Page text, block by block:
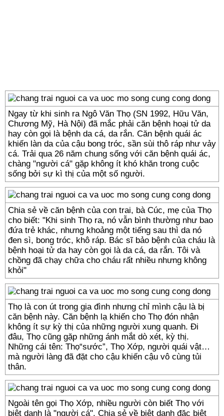
Ngay từ khi sinh ra Ngô Văn Thọ (SN 1992, Hữu Văn,
Chương Mỹ, Hà Nội) đã mắc phải căn bệnh hoại tử da
hay còn gọi là bệnh da cá, da rắn. Căn bệnh quái ác
khiến làn da của cậu bong tróc, sần sùi thô ráp như vảy
cá. Trải qua 26 năm chung sống với căn bệnh quái ác,
chàng "người cá" gặp không ít khó khăn trong cuộc
sống bởi sự kì thị của một số người.
Chia sẻ về căn bệnh của con trai, bà Cúc, mẹ của Thọ
cho biết: "Khi sinh Thọ ra, nó vẫn bình thường như bao
đứa trẻ khác, nhưng khoảng một tiếng sau thì da nó
đen sì, bong tróc, khô ráp. Bác sĩ bảo bệnh của cháu là
bệnh hoại tử da hay còn gọi là da cá, da rắn. Tôi và
chồng đã chạy chữa cho cháu rất nhiều nhưng không
khỏi"
Thọ là con út trong gia đình nhưng chỉ mình cậu là bị
căn bệnh này. Căn bệnh lạ khiến cho Thọ đón nhận
không ít sự kỳ thị của những người xung quanh. Đi
đâu, Thọ cũng gặp những ánh mắt dò xét, kỳ thị.
Những cái tên: Thọ“sước”, Thọ Xớp, người quái vật…
mà người làng đã đặt cho cậu khiến cậu vô cùng tủi
thân.
Ngoài tên gọi Thọ Xớp, nhiều người còn biết Thọ với
biệt danh là "người cá". Chia sẻ về biệt danh đặc biệt